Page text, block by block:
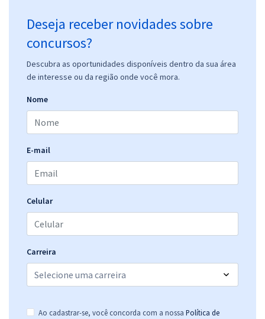
Deseja receber novidades sobre
concursos?
Descubra as oportunidades disponíveis dentro da sua área
de interesse ou da região onde você mora.
Nome
E-mail
Celular
Carreira
Ao cadastrar-se, você concorda com a nossa Política de